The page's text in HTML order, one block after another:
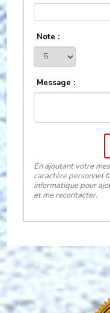
Note :
Message :
En ajoutant votre
caractère personnel
informatique pour
et me recontacter.